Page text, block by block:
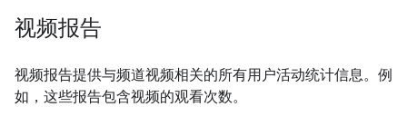
视频报告
视频报告提供与频道视频相关的所有用户活动统计信息。例
如，这些报告包含视频的观看次数。